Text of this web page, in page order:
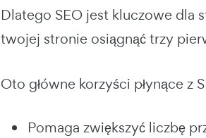
Dlatego SEO jest kluczowe dla
twojej stronie osiągnąć trzy
Oto główne korzyści płynące z
Pomaga zwiększyć liczbę